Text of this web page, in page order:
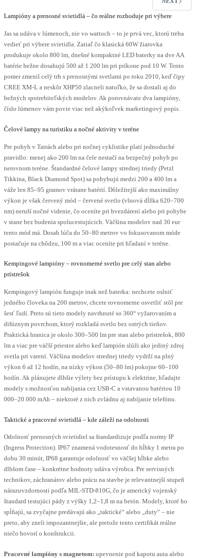
Lampióny a prenosné svietidlá – čo reálne rozhoduje pri výbere
Jas sa udáva v lúmenoch, nie vo wattoch – to je prvá vec, ktorú treba
vedieť pri výbere svietidla. Zatiaľ čo klasická 60W žiarovka
produkuje okolo 800 lm, dnešné kompaktné LED baterky na dve AA
batérie bežne dosahujú 500 až 1 200 lm pri príkone pod 10 W. Tento
pomer zmenil celý trh s prenosnými svetlami po roku 2010, keď čipy
CREE XM-L a neskôr XHP50 zlacneli natoľko, že sa dostali aj do
bežných spotrebiteľských modelov. Ak porovnávate dva lampióny,
číslo lúmenov vám povie viac než akýkoľvek marketingový popis.
Čelové lampy na turistiku a nočné aktivity v teréne
Pre pohyb v Tatrách alebo pri nočnej cyklistike platí jednoduché
pravidlo: menej ako 200 lm na čele nestačí na bezpečný pohyb po
nerovnom teréne. Štandardné čelové lampy strednej triedy (Petzl
Tikkina, Black Diamond Spot) sa pohybujú medzi 200 a 400 lm a
váže len 85–95 gramov vrátane batérií. Dôležitejší ako maximálny
výkon je však červený mód – červené svetlo (vlnová dĺžka 620–700
nm) neruší nočné videnie, čo oceníte pri hvezdárení alebo pri pohybe
v stane bez budenia spolucestujúcich. Väčšina modelov nad 30 eur
tento mód má. Dosah lúča do 50–80 metrov vo fokusovanom móde
postačuje na chôdzu, 100 m a viac oceníte pri hľadaní v teréne.
Kempingové lampióny – rovnomerné svetlo pre celý stan alebo
prístrešok
Kempingový lampión funguje inak než baterka: nechcete oslniť
jedného človeka na 200 metrov, chcete rovnomerne osvetliť stôl pre
šesť ľudí. Preto sú tieto modely navrhnuté so 360° vyžarovaním a
difúznym povrchom, ktorý rozkladá svetlo bez ostrých tieňov.
Praktická hranica je okolo 300–500 lm pre stan alebo prístrešok, 800
lm a viac pre väčší priestor alebo keď lampión slúži ako jediný zdroj
svetla pri varení. Väčšina modelov strednej triedy vydrží na plný
výkon 6 až 12 hodín, na nízky výkon (50–80 lm) pokojne 60–100
hodín. Ak plánujete dlhšie výlety bez prístupu k elektrine, hľadajte
modely s možnosťou nabíjania cez USB-C a vstavanou batériou 10
000–20 000 mAh – niektoré z nich zvládnu aj nabíjanie telefónu.
Taktické a pracovné svietidlá – kde záleží na odolnosti
Odolnosť prenosných svietidiel sa štandardizuje podľa normy IP
(Ingress Protection). IP67 znamená vodotesnosť do hĺbky 1 metra po
dobu 30 minút, IP68 garantuje odolnosť vo väčšej hĺbke alebo
dlhšom čase – konkrétne hodnoty udáva výrobca. Pre servisných
technikov, záchranárov alebo prácu na stavbe je relevantnejší stupeň
nárazuvzdornosti podľa MIL-STD-810G, čo je americký vojenský
štandard testujúci pády z výšky 1,2–1,8 m na betón. Modely, ktoré ho
spĺňajú, sa zvyčajne predávajú ako „taktické“ alebo „duty“ – nie
preto, aby zneli impozantnejšie, ale pretože tento certifikát reálne
niečo hovorí o konštrukcii.
Pracovné lampióny s magnetom: upevnenie pod kapotu auta alebo